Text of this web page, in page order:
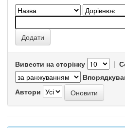
Вивести на сторінку |
Автори